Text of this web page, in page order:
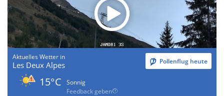
Aktuelles Wetter in
Les Deux Alpes Pollenflug heute
15°C
Sonnig
Feedback geben